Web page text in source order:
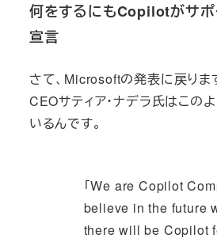
何をするにもCopilotがサポ
宣言
さて、Microsoftの発表に戻りま
CEOサティア・ナデラ氏はこの
いるんです。
「We are Copilot
believe in the future
there will be Copilot